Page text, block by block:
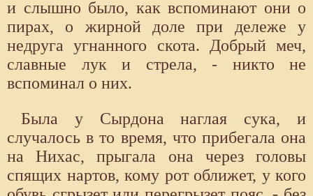
и слышно было, как вспоминают они о
пирах, о жирной доле при дележе у
недруга угнанного скота. Добрый меч,
славные лук и стрела, - никто не
вспоминал о них.
Была у Сырдона наглая сука, и
случалось в то время, что прибегала она
на Нихас, прыгала она через головы
спящих нартов, кому рот оближет, у кого